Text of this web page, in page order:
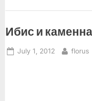
Ибис и
Posted
July 1, 2012 By
florus